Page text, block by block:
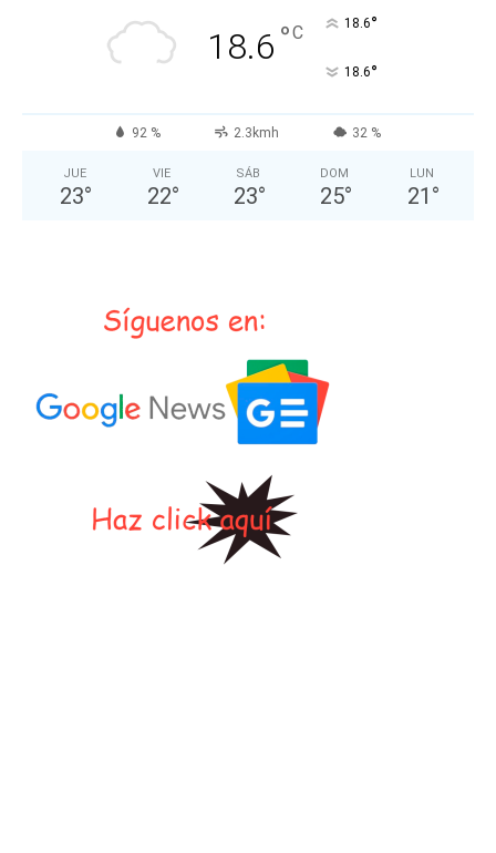
18.6 °C 18.6°
18.6°
92 % 2.3kmh 32 %
JUE
23°
VIE
22°
SÁB
23°
DOM
25°
LUN
21 °